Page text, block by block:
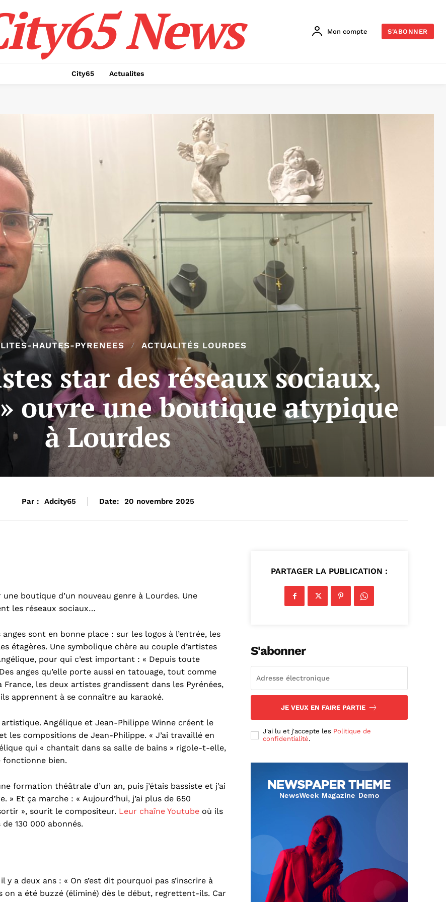
News Mon compte S'ABONNER
City65 Actualites
HAUTES-PYRENEES ACTUALITÉS LOURDES
star des réseaux sociaux,
ouvre une boutique atypique
à Lourdes
Par : Adcity65 Date: 20 novembre 2025
boutique d’un nouveau genre à Lourdes. Une
les réseaux sociaux…
sont en bonne place : sur les logos à l’entrée, les
étagères. Une symbolique chère au couple d’artistes
pour qui c’est important : « Depuis toute
anges qu’elle porte aussi en tatouage, tout comme
les deux artistes grandissent dans les Pyrénées,
apprennent à se connaître au karaoké.
Angélique et Jean-Philippe Winne créent le
les compositions de Jean-Philippe. « J’ai travaillé en
qui « chantait dans sa salle de bains » rigole-t-elle,
fonctionne bien.
formation théâtrale d’un an, puis j’étais bassiste et j’ai
Et ça marche : « Aujourd’hui, j’ai plus de 650
», sourit le compositeur. Leur chaîne Youtube où ils
130 000 abonnés.
a deux ans : « On s’est dit pourquoi pas s’inscrire à
on a été buzzé (éliminé) dès le début, regrettent-ils. Car
PARTAGER LA PUBLICATION :
S'abonner
JE VEUX EN FAIRE PARTIE
J'ai lu et j'accepte les Politique de
confidentialité.